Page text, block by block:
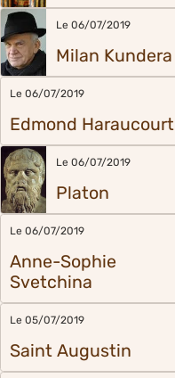
Le 06/07/2019
Milan Kundera
Le 06/07/2019
Edmond Haraucourt
Le 06/07/2019
Platon
Le 06/07/2019
Anne-Sophie
Svetchina
Le 05/07/2019
Saint Augustin